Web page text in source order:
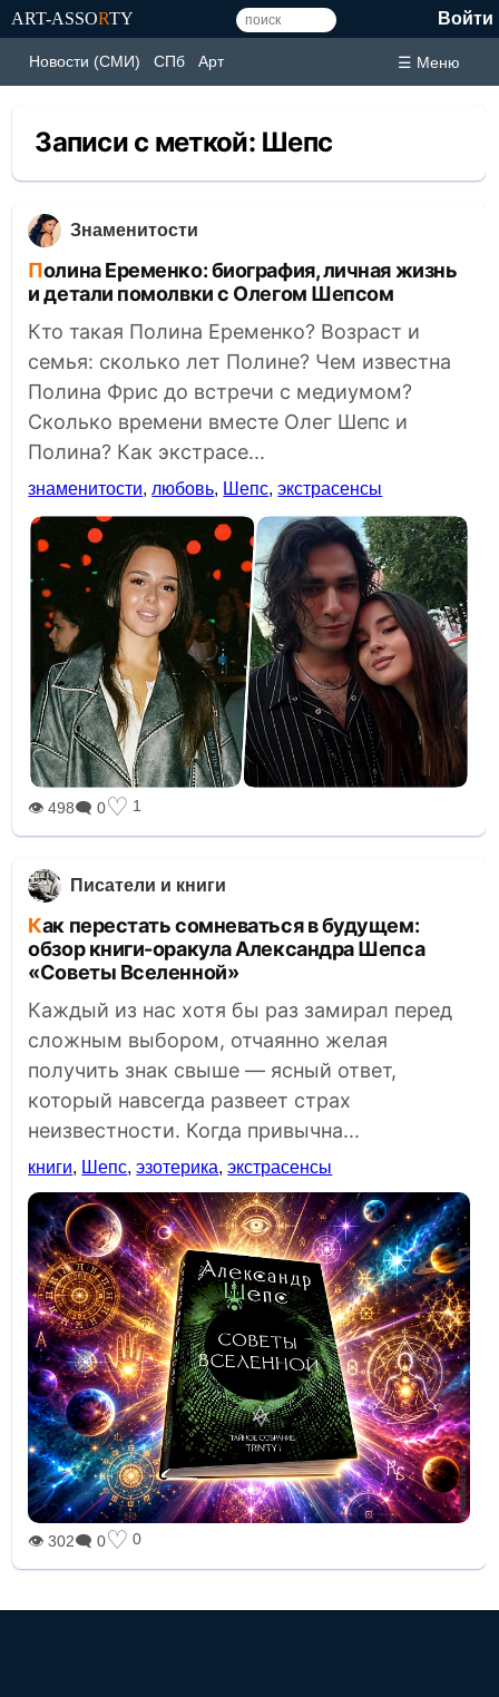
ART-ASSORTY Войти
Новости (СМИ) СПб Арт ☰ Меню
Записи с меткой: Шепс
Знаменитости
Полина Еременко: биография, личная жизнь
и детали помолвки с Олегом Шепсом
Кто такая Полина Еременко? Возраст и
семья: сколько лет Полине? Чем известна
Полина Фрис до встречи с медиумом?
Сколько времени вместе Олег Шепс и
Полина? Как экстрасе...
знаменитости, любовь, Шепс,экстрасенсы
👁 498🗨 0♡ 1
Писатели и книги
Как перестать сомневаться в будущем:
обзор книги-оракула Александра Шепса
«Советы Вселенной»
Каждый из нас хотя бы раз замирал перед
сложным выбором, отчаянно желая
получить знак свыше — ясный ответ,
который навсегда развеет страх
неизвестности. Когда привычна...
книги, Шепс,эзотерика,экстрасенсы
👁 302🗨 0♡ 0